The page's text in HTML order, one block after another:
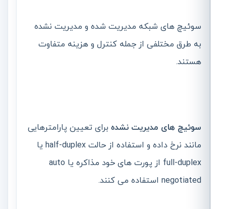
سوئیچ های شبکه مدیریت شده و مدیریت نشده
به طرق مختلفی از جمله کنترل و هزینه متفاوت
هستند.
سوئیچ های مدیریت نشده برای تعیین پارامترهایی
مانند نرخ داده و استفاده از حالت half-duplex یا
full-duplex از پورت های خود مذاکره یا auto
negotiated استفاده می کنند.